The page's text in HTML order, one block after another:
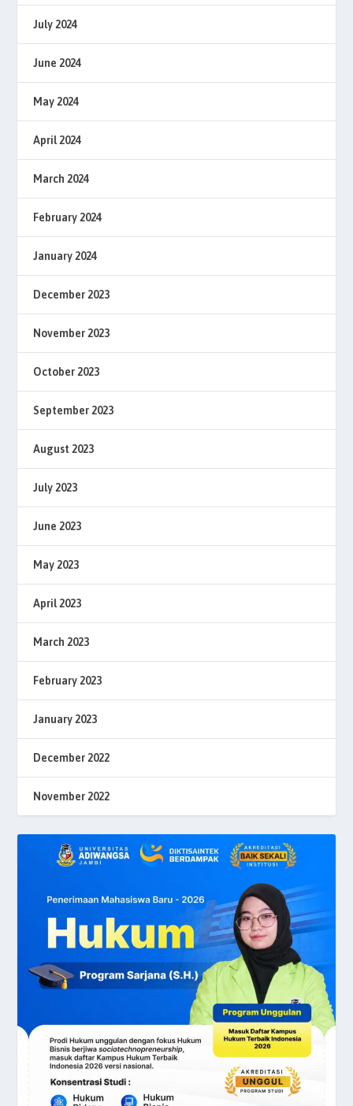
July 2024
June 2024
May 2024
April 2024
March 2024
February 2024
January 2024
December 2023
November 2023
October 2023
September 2023
August 2023
July 2023
June 2023
May 2023
April 2023
March 2023
February 2023
January 2023
December 2022
November 2022